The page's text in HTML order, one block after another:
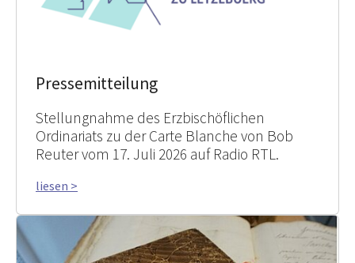
Pressemitteilung
Stellungnahme des Erzbischöflichen
Ordinariats zu der Carte Blanche von Bob
Reuter vom 17. Juli 2026 auf Radio RTL.
liesen >